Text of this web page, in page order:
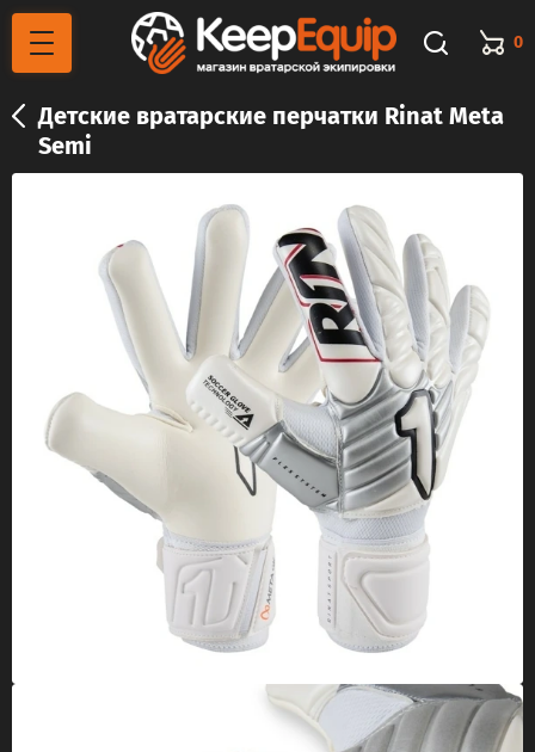
0
Детские вратарские перчатки Rinat Meta
Semi